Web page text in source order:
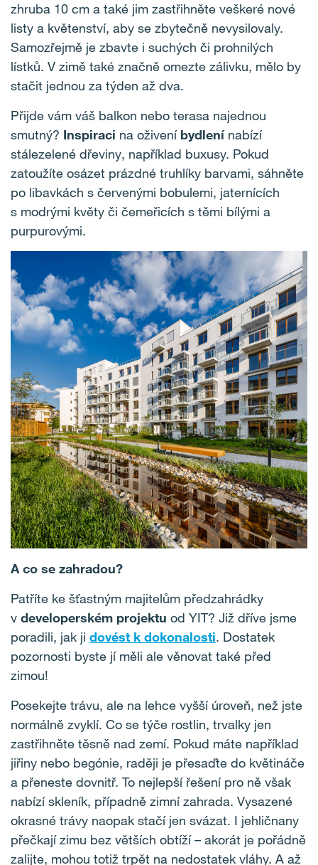
zhruba 10 cm a také jim zastřihněte veškeré nové
listy a květenství, aby se zbytečně nevysilovaly.
Samozřejmě je zbavte i suchých či prohnilých
lístků. V zimě také značně omezte zálivku, mělo by
stačit jednou za týden až dva.
Přijde vám váš balkon nebo terasa najednou
smutný? Inspiraci na oživení bydlenínabízí
stálezelené dřeviny, například buxusy. Pokud
zatoužíte osázet prázdné truhlíky barvami, sáhněte
po libavkách s červenými bobulemi, jaternících
s modrými květy či čemeřicích s těmi bílými a
purpurovými.
A co se zahradou?
Patříte ke šťastným majitelům předzahrádky
v developerském projektu od YIT? Již dříve jsme
poradili, jak ji dovést k dokonalosti. Dostatek
pozornosti byste jí měli ale věnovat také před
zimou!
Posekejte trávu, ale na lehce vyšší úroveň, než jste
normálně zvyklí. Co se týče rostlin, trvalky jen
zastřihněte těsně nad zemí. Pokud máte například
jiřiny nebo begónie, raději je přesaďte do květináče
a přeneste dovnitř. To nejlepší řešení pro ně však
nabízí skleník, případně zimní zahrada. Vysazené
okrasné trávy naopak stačí jen svázat. I jehličnany
přečkají zimu bez větších obtíží – akorát je pořádně
zalijte, mohou totiž trpět na nedostatek vláhy. A až